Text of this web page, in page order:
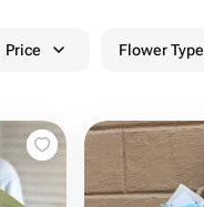
Price Flower Type